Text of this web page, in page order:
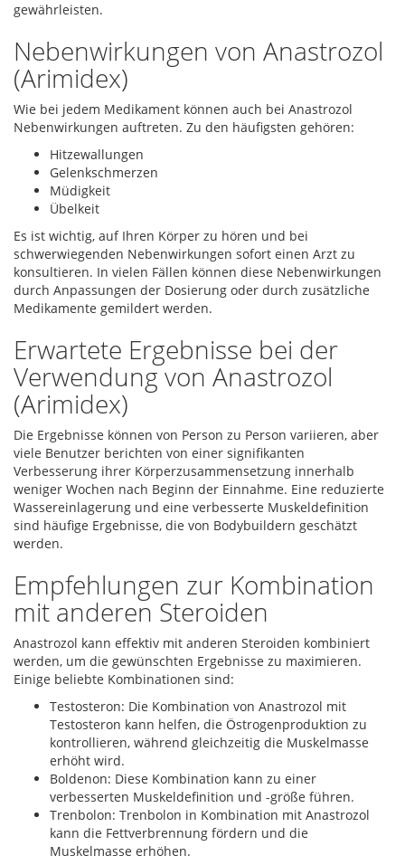
gewährleisten.
Nebenwirkungen von Anastrozol
(Arimidex)
Wie bei jedem Medikament können auch bei Anastrozol
Nebenwirkungen auftreten. Zu den häufigsten gehören:
Hitzewallungen
Gelenkschmerzen
Müdigkeit
Übelkeit
Es ist wichtig, auf Ihren Körper zu hören und bei
schwerwiegenden Nebenwirkungen sofort einen Arzt zu
konsultieren. In vielen Fällen können diese Nebenwirkungen
durch Anpassungen der Dosierung oder durch zusätzliche
Medikamente gemildert werden.
Erwartete Ergebnisse bei der
Verwendung von Anastrozol
(Arimidex)
Die Ergebnisse können von Person zu Person variieren, aber
viele Benutzer berichten von einer signifikanten
Verbesserung ihrer Körperzusammensetzung innerhalb
weniger Wochen nach Beginn der Einnahme. Eine reduzierte
Wassereinlagerung und eine verbesserte Muskeldefinition
sind häufige Ergebnisse, die von Bodybuildern geschätzt
werden.
Empfehlungen zur Kombination
mit anderen Steroiden
Anastrozol kann effektiv mit anderen Steroiden kombiniert
werden, um die gewünschten Ergebnisse zu maximieren.
Einige beliebte Kombinationen sind:
Testosteron: Die Kombination von Anastrozol mit
Testosteron kann helfen, die Östrogenproduktion zu
kontrollieren, während gleichzeitig die Muskelmasse
erhöht wird.
Boldenon: Diese Kombination kann zu einer
verbesserten Muskeldefinition und -größe führen.
Trenbolon: Trenbolon in Kombination mit Anastrozol
kann die Fettverbrennung fördern und die
Muskelmasse erhöhen.